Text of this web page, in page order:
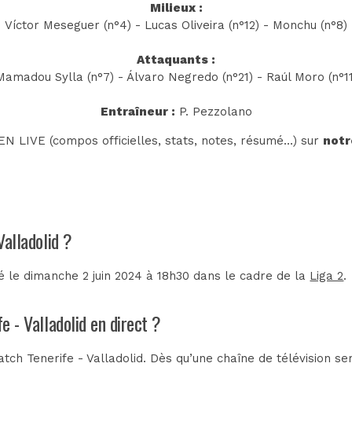
Milieux :
Víctor Meseguer (n°4) - Lucas Oliveira (n°12) - Monchu (n°8)
Attaquants :
Sylla (n°7) - Álvaro Negredo (n°21) - Raúl Moro
Entraîneur : P. Pezzolano
LIVE (compos officielles, stats, notes, résumé...) sur
?
dimanche 2 juin 2024 à 18h30 dans le cadre de la Liga 2.
- Valladolid en direct ?
Tenerife - Valladolid. Dès qu’une chaîne de télévision